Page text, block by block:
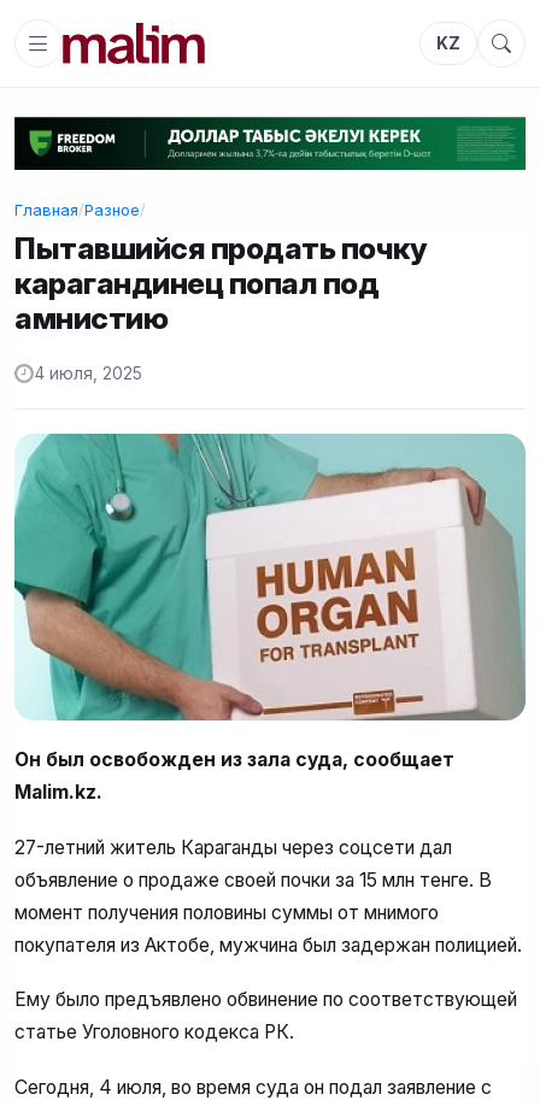
KZ
Главная/Разное/
Пытавшийся продать почку
карагандинец попал под
амнистию
4 июля, 2025
Он был освобожден из зала суда, сообщает
Malim.kz.
27-летний житель Караганды через соцсети дал
объявление о продаже своей почки за 15 млн тенге. В
момент получения половины суммы от мнимого
покупателя из Актобе, мужчина был задержан полицией.
Ему было предъявлено обвинение по соответствующей
статье Уголовного кодекса РК.
Сегодня, 4 июля, во время суда он подал заявление с